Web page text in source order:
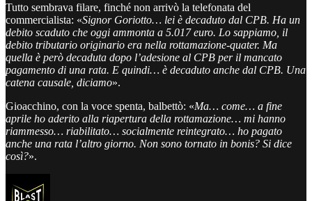
Tutto sembrava filare, finché non arrivò la telefonata del
commercialista: «Signor Goriotto… lei è decaduto dal CPB. Ha un
debito scaduto che oggi ammonta a 5.017 euro. Lo sappiamo, il
debito tributario originario era nella rottamazione-quater. Ma
quella è però decaduta dopo l’adesione al CPB per il mancato
pagamento di una rata. E quindi… è decaduto anche dal CPB. Una
catena causale, diciamo».
Gioacchino, con la voce spenta, balbettò: «Ma… come… a fine
aprile ho aderito alla riapertura della rottamazione… mi hanno
riammesso… riabilitato… socialmente reintegrato… ho pagato
anche una rata l’altro giorno. Non sono tornato in bonis? Si dice
così?».